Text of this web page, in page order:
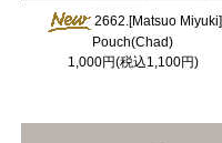
2662.[Matsuo Miyuki]
Pouch(Chad)
1,000円(税込1,100円)